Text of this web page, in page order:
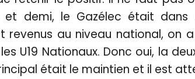
demi, le Gazélec était dans
revenus au niveau national, on
U19 Nationaux. Donc oui, la
était le maintien et il est